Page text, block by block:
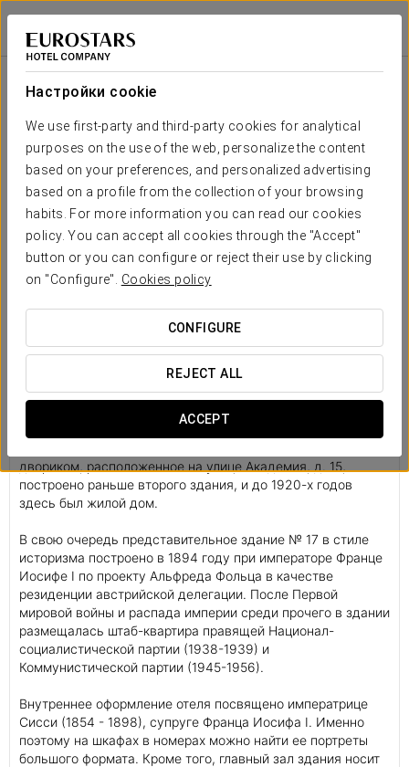
Настройки cookie
We use first-party and third-party cookies for analytical
purposes on the use of the web, personalize the content
based on your preferences, and personalized advertising
based on a profile from the collection of your browsing
habits. For more information you can read our cookies
policy. You can accept all cookies through the "Accept"
button or you can configure or reject their use by clicking
on "Configure". Cookies policy
CONFIGURE
REJECT ALL
ACCEPT
Áurea Ana Palace Hotel
БУДАПЕШТ
История здания
Неоклассицизм и историзм в
одном отеле
двориком, расположенное на улице Академия, д. 15,
построено раньше второго здания, и до 1920-х годов
здесь был жилой дом.
В свою очередь представительное здание № 17 в стиле
историзма построено в 1894 году при императоре Франце
Иосифе I по проекту Альфреда Фольца в качестве
резиденции австрийской делегации. После Первой
мировой войны и распада империи среди прочего в здании
размещалась штаб-квартира правящей Национал-
социалистической партии (1938-1939) и
Коммунистической партии (1945-1956).
Внутреннее оформление отеля посвящено императрице
Сисси (1854 - 1898), супруге Франца Иосифа I. Именно
поэтому на шкафах в номерах можно найти ее портреты
большого формата. Кроме того, главный зал здания носит